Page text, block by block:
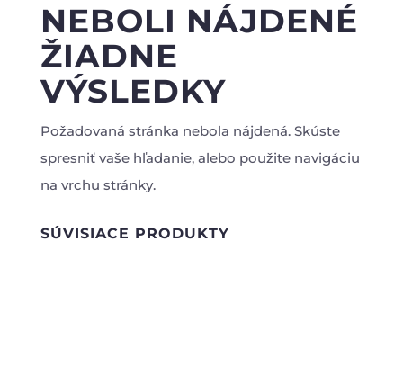
NEBOLI NÁJDENÉ
ŽIADNE
VÝSLEDKY
Požadovaná stránka nebola nájdená. Skúste
spresniť vaše hľadanie, alebo použite navigáciu
na vrchu stránky.
SÚVISIACE PRODUKTY